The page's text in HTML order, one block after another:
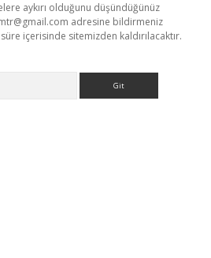
aykırı olduğunu düşündüğünüz
adresine bildirmeniz
içerisinde sitemizden kaldırılacaktır.